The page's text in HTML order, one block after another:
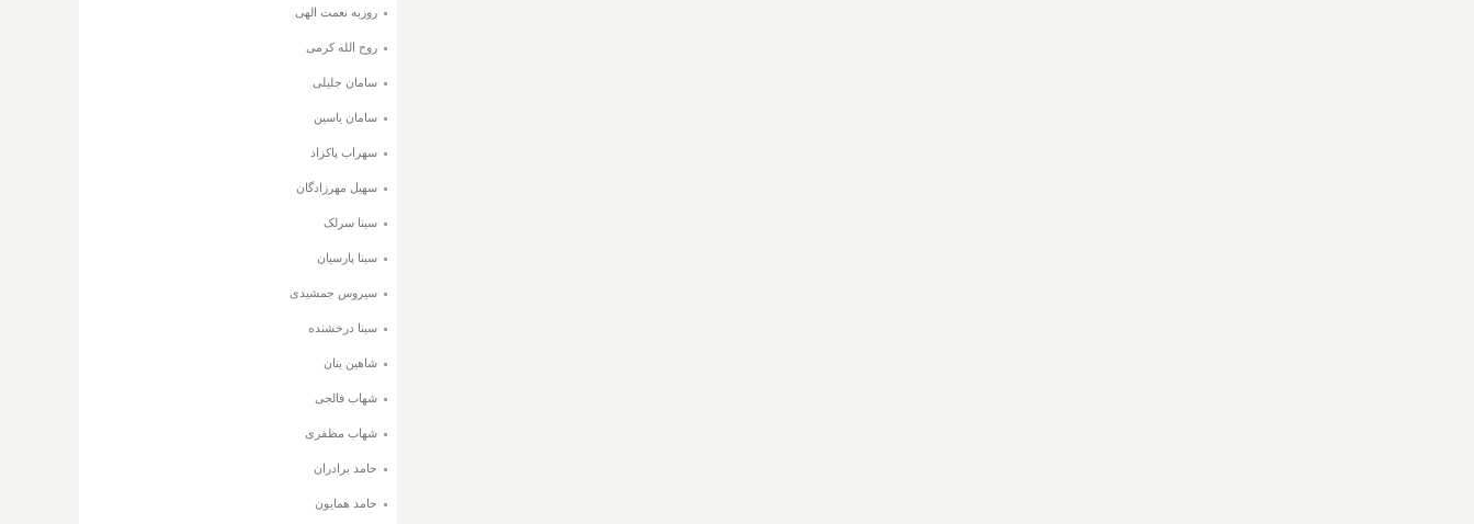
روزبه نعمت الهی
روح الله کرمی
سامان جلیلی
سامان یاسین
سهراب پاکزاد
سهیل مهرزادگان
سینا سرلک
سینا پارسیان
سیروس جمشیدی
سینا درخشنده
شاهین بنان
شهاب فالجی
شهاب مظفری
حامد برادران
حامد همایون